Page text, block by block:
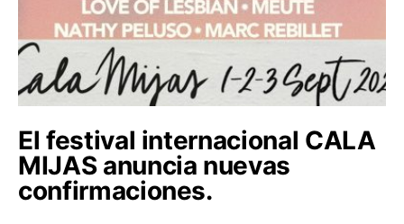
El festival internacional CALA
MIJAS anuncia nuevas
confirmaciones.